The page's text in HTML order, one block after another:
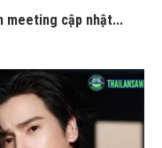
meeting cập nhật...